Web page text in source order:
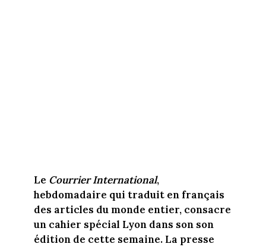
Le Courrier International,
hebdomadaire qui traduit en français
des articles du monde entier, consacre
un cahier spécial Lyon dans son son
édition de cette semaine. La presse